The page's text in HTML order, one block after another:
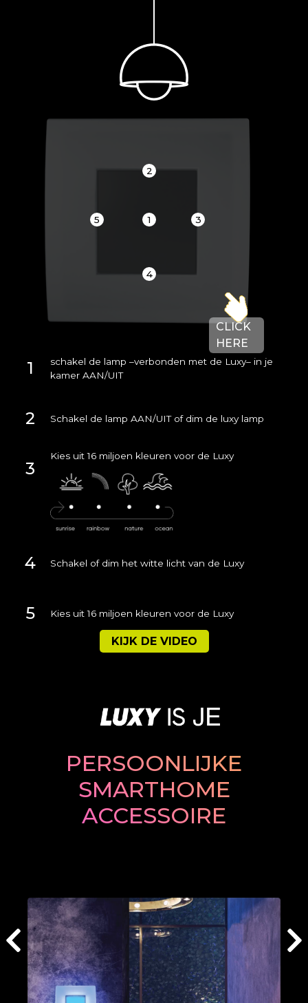
CLICK
HERE
1
2
3
4
5
1
schakel de lamp –verbonden met de Luxy– in je
kamer AAN/UIT
2 Schakel de lamp AAN/UIT of dim de luxy lamp
3
Kies uit 16 miljoen kleuren voor de Luxy
4 Schakel of dim het witte licht van de Luxy
5 Kies uit 16 miljoen kleuren voor de Luxy
KIJK DE VIDEO
PERSOONLIJKE
SMARTHOME
ACCESSOIRE